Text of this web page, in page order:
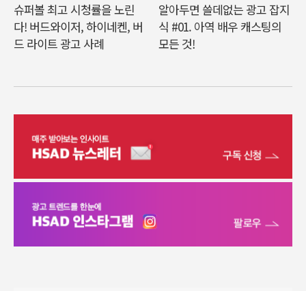
슈퍼볼 최고 시청률을 노린
다! 버드와이저, 하이네켄, 버
드 라이트 광고 사례
알아두면 쓸데없는 광고 잡지
식 #01. 아역 배우 캐스팅의
모든 것!